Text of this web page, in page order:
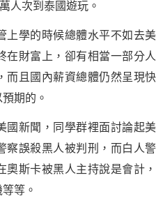
人次到泰國遊玩。
上學的時候總體水平不如去美
在財富上，卻有相當一部分人
而且國內薪資總體仍然呈現快
期的。
國新聞，同學群裡面討論起美
察誤殺黑人被判刑，而白人警
斯卡被黑人主持說是會計，
等。